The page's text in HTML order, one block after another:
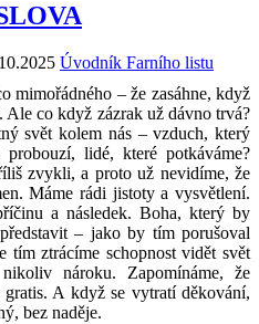
Úvodník Farního listu
mimořádného – že zasáhne, když
Ale co když zázrak už dávno trvá?
svět kolem nás – vzduch, který
lidé, které potkáváme?
zvykli, a proto už nevidíme, že
Máme rádi jistoty a vysvětlení.
a následek. Boha, který by
– jako by tím porušoval
tím ztrácíme schopnost vidět svět
nároku. Zapomínáme, že
A když se vytratí děkování,
bez naděje.